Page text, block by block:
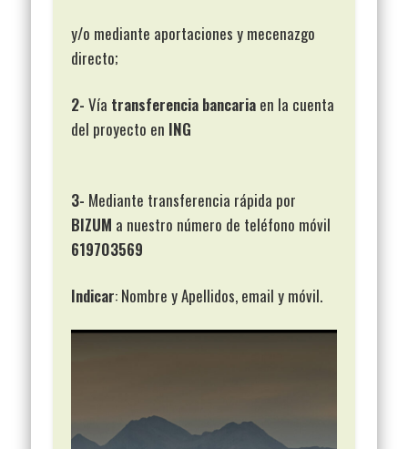
y/o mediante aportaciones y mecenazgo
directo;
2-Vía transferencia bancaria en la cuenta
del proyecto en ING
3- Mediante transferencia rápida por
BIZUM a nuestro número de teléfono móvil
619703569
Indicar: Nombre y Apellidos, email y móvil.